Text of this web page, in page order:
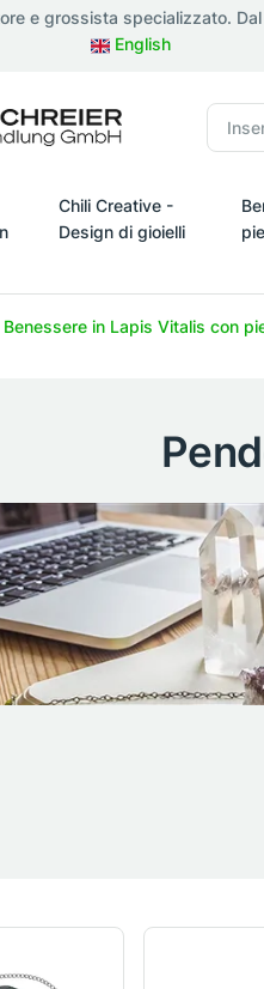
e grossista specializzato.
English
Chili Creative -
Design di gioielli
Benessere in Lapis Vitalis con